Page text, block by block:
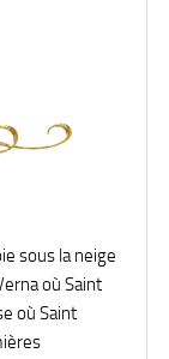
sous la neige
où Saint
où Saint